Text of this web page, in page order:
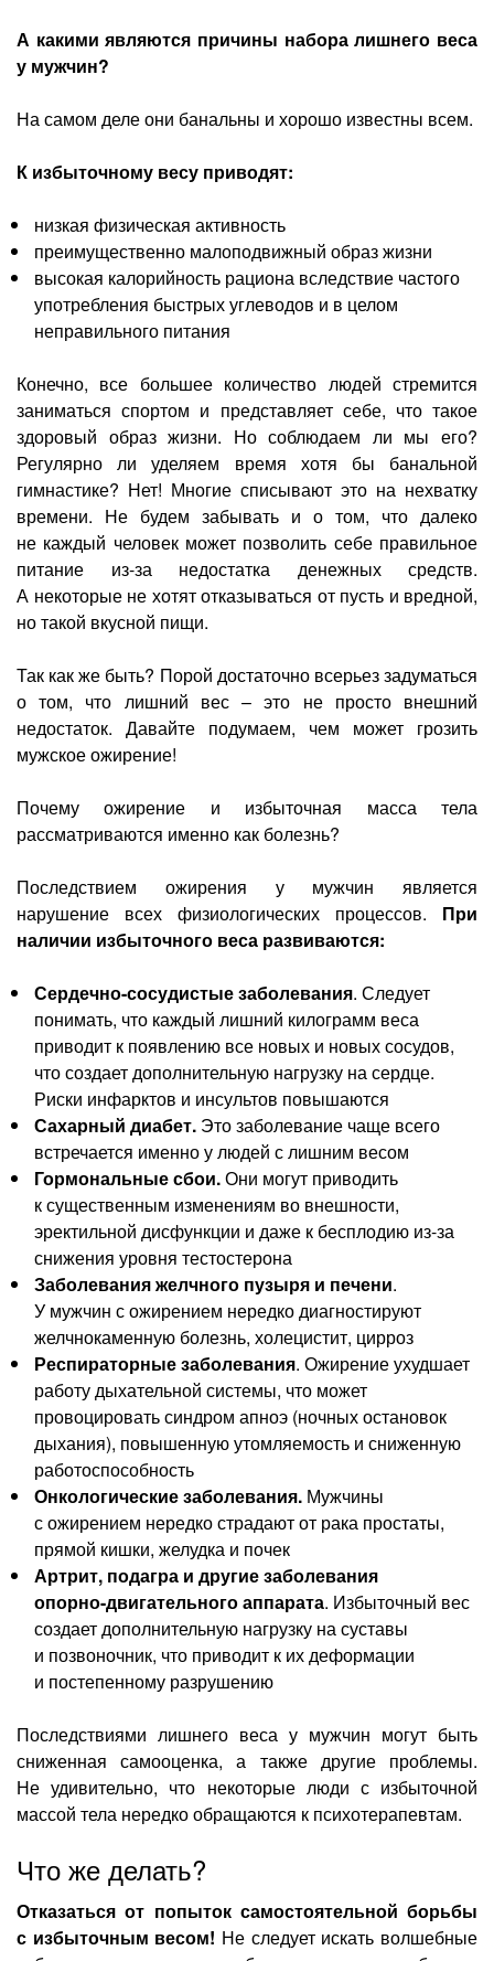
А какими являются причины набора лишнего веса
у мужчин?
На самом деле они банальны и хорошо известны всем.
К избыточному весу приводят:
низкая физическая активность
преимущественно малоподвижный образ жизни
высокая калорийность рациона вследствие частого
употребления быстрых углеводов и в целом
неправильного питания
Конечно, все большее количество людей стремится
заниматься спортом и представляет себе, что такое
здоровый образ жизни. Но соблюдаем ли мы его?
Регулярно ли уделяем время хотя бы банальной
гимнастике? Нет! Многие списывают это на нехватку
времени. Не будем забывать и о том, что далеко
не каждый человек может позволить себе правильное
питание из-занедостатка денежных средств.
А некоторые не хотят отказываться от пусть и вредной,
но такой вкусной пищи.
Так как же быть? Порой достаточно всерьез задуматься
о том, что лишний вес – это не просто внешний
недостаток. Давайте подумаем, чем может грозить
мужское ожирение!
Почему ожирение и избыточная масса тела
рассматриваются именно как болезнь?
Последствием ожирения у мужчин является
нарушение всех физиологических процессов. При
наличии избыточного веса развиваются:
Сердечно-сосудистыезаболевания. Следует
понимать, что каждый лишний килограмм веса
приводит к появлению все новых и новых сосудов,
что создает дополнительную нагрузку на сердце.
Риски инфарктов и инсультов повышаются
Сахарный диабет. Это заболевание чаще всего
встречается именно у людей с лишним весом
Гормональные сбои.Они могут приводить
к существенным изменениям во внешности,
эректильной дисфункции и даже к бесплодию из-за
снижения уровня тестостерона
Заболевания желчного пузыря и печени.
У мужчин с ожирением нередко диагностируют
желчнокаменную болезнь, холецистит, цирроз
Респираторные заболевания. Ожирение ухудшает
работу дыхательной системы, что может
провоцировать синдром апноэ (ночных остановок
дыхания), повышенную утомляемость и сниженную
работоспособность
Онкологические заболевания. Мужчины
с ожирением нередко страдают от рака простаты,
прямой кишки, желудка и почек
Артрит, подагра и другие заболевания
опорно-двигательногоаппарата. Избыточный вес
создает дополнительную нагрузку на суставы
и позвоночник, что приводит к их деформации
и постепенному разрушению
Последствиями лишнего веса у мужчин могут быть
сниженная самооценка, а также другие проблемы.
Не удивительно, что некоторые люди с избыточной
массой тела нередко обращаются к психотерапевтам.
Что же делать?
Отказаться от попыток самостоятельной борьбы
с избыточным весом! Не следует искать волшебные